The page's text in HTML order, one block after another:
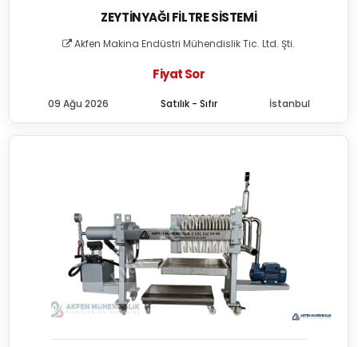
ZEYTINYAĞI FILTRE SISTEMI
Akfen Makina Endüstri Mühendislik Tic. Ltd. Şti.
Fiyat Sor
Satılık - Sıfır
09 Ağu 2026 İstanbul